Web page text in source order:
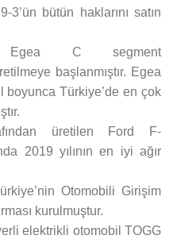
bütün haklarını satın
C segment
başlanmıştır. Egea
boyunca Türkiye’de en çok
üretilen Ford F-
2019 yılının en iyi ağır
Otomobili Girişim
kurulmuştur.
elektrikli otomobil TOGG